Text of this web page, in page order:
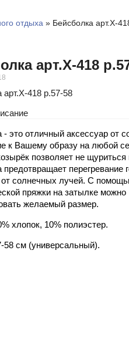
отдыха » Бейсболка арт.X-
арт.X-418
арт.X-418 р.57-58
- это отличный аксессуар от
к Вашему образу на любой
позволяет не щуриться
предотвращает перегревание
солнечных лучей. С
пряжки на затылке можно
желаемый размер.​
хлопок, 10% полиэстер.
58 см (универсальный).